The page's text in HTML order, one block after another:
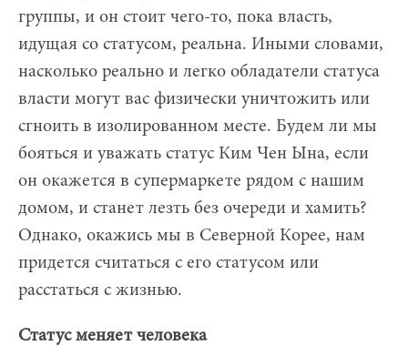
группы, и он стоит чего-то, пока власть,
идущая со статусом, реальна. Иными словами,
насколько реально и легко обладатели статуса
власти могут вас физически уничтожить или
сгноить в изолированном месте. Будем ли мы
бояться и уважать статус Ким Чен Ына, если
он окажется в супермаркете рядом с нашим
домом, и станет лезть без очереди и хамить?
Однако, окажись мы в Северной Корее, нам
придется считаться с его статусом или
расстаться с жизнью.
Статус меняет человека